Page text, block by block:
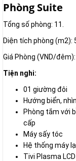
Phòng Suite
Tổng số phòng: 11.
Diện tích phòng (m2):
Giá Phòng (VND/đêm):
Tiện nghi:
01 giường đôi
Hướng biển,
Phòng tắm với
cấp
Máy sấy tóc
Hệ thống máy
Tivi Plasma